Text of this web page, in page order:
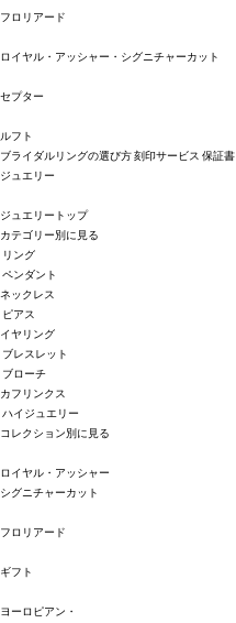
フロリアード
ロイヤル・アッシャー・シグニチャーカット
セプター
ルフト
ブライダルリングの選び方刻印サービス 保証書
ジュエリー
ジュエリートップ
カテゴリー別に見る
リング
ペンダント
ネックレス
ピアス
イヤリング
ブレスレット
ブローチ
カフリンクス
ハイジュエリー
コレクション別に見る
ロイヤル・アッシャー
シグニチャーカット
フロリアード
ギフト
ヨーロピアン・